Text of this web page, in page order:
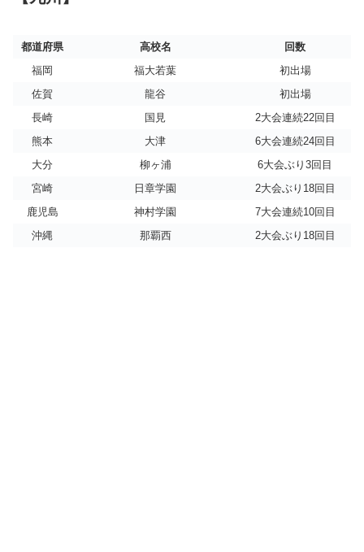
都道府県 高校名
回数
福岡
福大若葉
初出場
佐賀
龍谷
初出場
長崎
国見
2大会連続22回目
熊本
大津
6大会連続24回目
大分
柳ヶ浦
6大会ぶり3回目
宮崎
日章学園
2大会ぶり18回目
鹿児島
神村学園
7大会連続10回目
沖縄
那覇西 2大会ぶり18回目